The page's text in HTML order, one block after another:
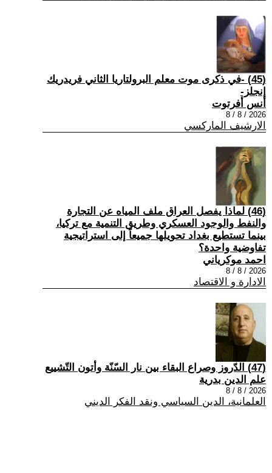
(45) -في ذكرى موت معلم البرولتاريا الثاني فريدريك
إنجلز-
أنس أفرتوت
2026 / 8 / 8
الارشيف الماركسي
(46) لماذا يفصل العراق ملف المياه عن التجارة
والنفط والوجود العسكري وطريق التنمية مع تركيا،
بينما تستطيع بغداد تحويلها جميعاً إلى استراتيجية
تفاوضية واحدة؟
احمد موكرياني
2026 / 8 / 8
الادارة و الاقتصاد
(47) الدّروز وصراع البقاء بين نار السّنّة وأتون التّشييع
علم الدين بدرية
2026 / 8 / 8
العلمانية، الدين السياسي ونقد الفكر الديني